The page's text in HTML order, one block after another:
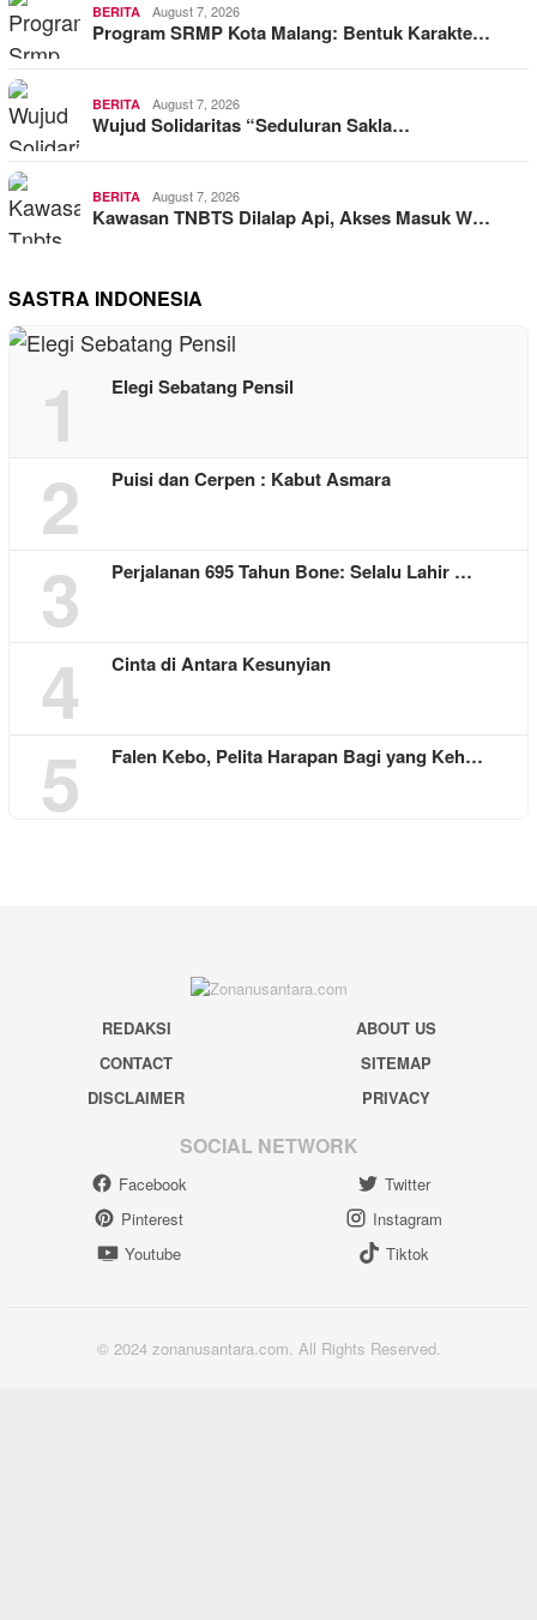
BERITA August 7, 2026
Program SRMP Kota Malang: Bentuk Karakte…
BERITA August 7, 2026
Wujud Solidaritas “Seduluran Sakla…
BERITA August 7, 2026
Kawasan TNBTS Dilalap Api, Akses Masuk W…
SASTRA INDONESIA
1 Elegi Sebatang Pensil
2 Puisi dan Cerpen : Kabut Asmara
3 Perjalanan 695 Tahun Bone: Selalu Lahir …
4 Cinta di Antara Kesunyian
5 Falen Kebo, Pelita Harapan Bagi yang Keh…
REDAKSI
ABOUT US
CONTACT
SITEMAP
DISCLAIMER
PRIVACY
SOCIAL NETWORK
Facebook
Twitter
Pinterest
Instagram
Youtube
Tiktok
© 2024 zonanusantara.com. All Rights Reserved.